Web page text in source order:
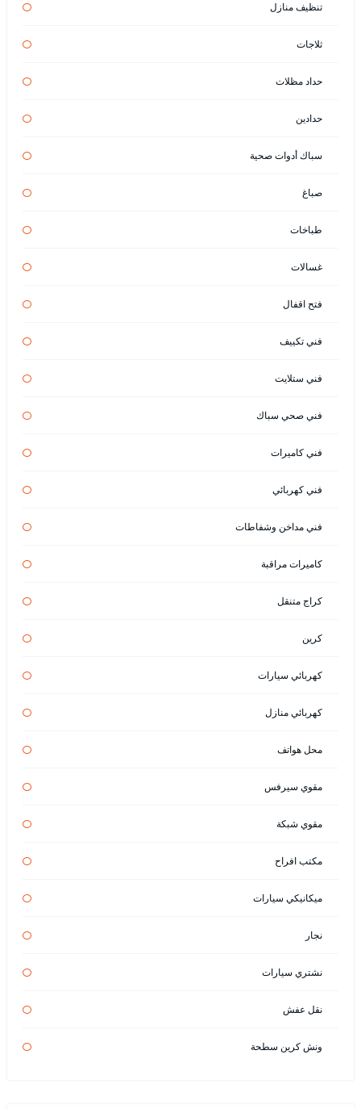
تنظيف منازل
ثلاجات
حداد مظلات
حدادين
سباك أدوات صحية
صباغ
طباخات
غسالات
فتح اقفال
فني تكييف
فني ستلايت
فني صحي سباك
فني كاميرات
فني كهربائي
فني مداخن وشفاطات
كاميرات مراقبة
كراج متنقل
كرين
كهربائي سيارات
كهربائي منازل
محل هواتف
مقوي سيرفس
مقوي شبكة
مكتب افراح
ميكانيكي سيارات
نجار
نشتري سيارات
نقل عفش
ونش كرين سطحة